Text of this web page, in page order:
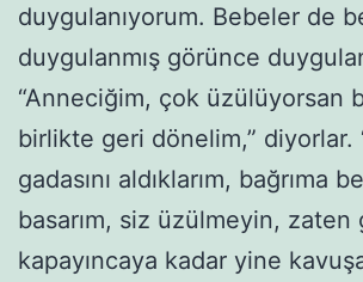
duygulanıyorum. Bebeler de
duygulanmış görünce
“Anneciğim, çok üzülüyorsan
birlikte geri dönelim,” diyorlar.
gadasını aldıklarım, bağrıma
basarım, siz üzülmeyin, zaten
kapayıncaya kadar yine